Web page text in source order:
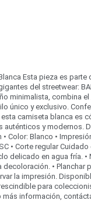
Esta pieza es parte
del streetwear:
minimalista, combina
único y exclusivo.
camiseta blanca es
auténticos y modernos.
• Color: Blanco •
• Corte regular Cuidado
delicado en agua fría. •
decoloración. • Planchar
la impresión.
para
más información,